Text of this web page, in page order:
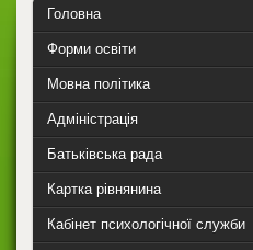
Головна
Форми освіти
Мовна політика
Адміністрація
Батьківська рада
Картка рівнянина
Кабінет психологічної служби